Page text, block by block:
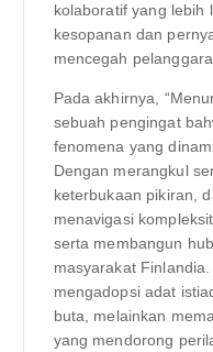
kolaboratif yang lebih
kesopanan dan
mencegah
Pada akhirnya,
sebuah pengingat
fenomena yang
Dengan merangkul
keterbukaan pikiran,
menavigasi
serta membangun
masyarakat
mengadopsi adat
buta, melainkan
yang mendorong